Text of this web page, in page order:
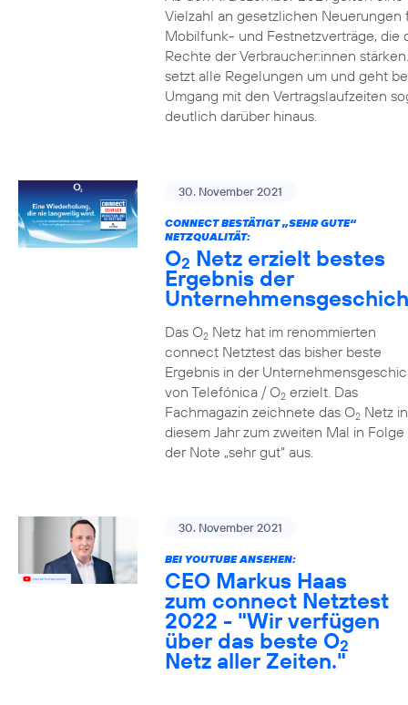
Vielzahl an gesetzlichen Neuerungen
Mobilfunk- und Festnetzverträge, die
Rechte der Verbraucher:innen
setzt alle Regelungen um und geht
Umgang mit den Vertragslaufzeiten
deutlich darüber hinaus.
30. November 2021
CONNECT BESTÄTIGT „SEHR GUTE“
NETZQUALITÄT:
O2 Netz erzielt bestes
Ergebnis der
Das O2Netz hat im renommierten
connect Netztest das bisher beste
Ergebnis in der
von Telefónica / O2erzielt. Das
Fachmagazin zeichnete das O2Netz in
diesem Jahr zum zweiten Mal in Folge
der Note „sehr gut“ aus.
30. November 2021
BEI YOUTUBE ANSEHEN:
CEO Markus Haas
zum connect Netztest
2022 - "Wir verfügen
über das beste O2
Netz aller Zeiten."